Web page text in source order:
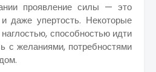
проявление силы — это
даже упертость. Некоторые
способностью идти
с желаниями, потребностями